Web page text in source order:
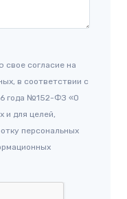
свое согласие на
в соответствии с
года №152-ФЗ «О
и для целей,
персональных